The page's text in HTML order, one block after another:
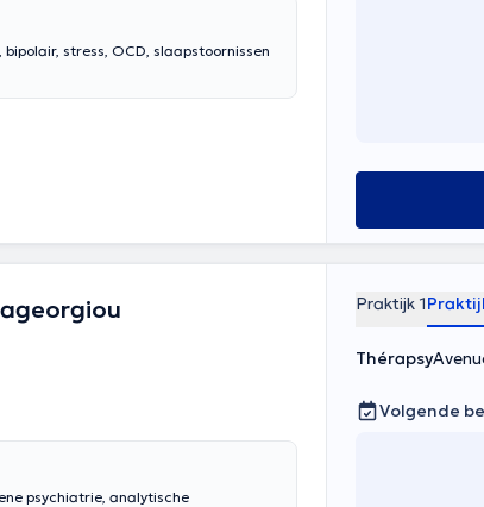
stress, OCD, slaapstoornissen
psychiatrie, analytische
Praktijk 1
Thérapsy
Volgende